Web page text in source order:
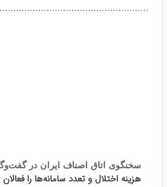
سخنگوی اتاق اصناف ایران در
هزینه اختلال و تعدد سامانه‌ها را